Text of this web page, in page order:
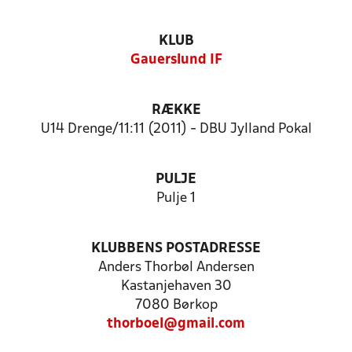
KLUB
Gauerslund IF
RÆKKE
U14 Drenge/11:11 (2011) - DBU Jylland Pokal
PULJE
Pulje 1
KLUBBENS POSTADRESSE
Anders Thorbøl Andersen
Kastanjehaven 30
7080 Børkop
thorboel@gmail.com